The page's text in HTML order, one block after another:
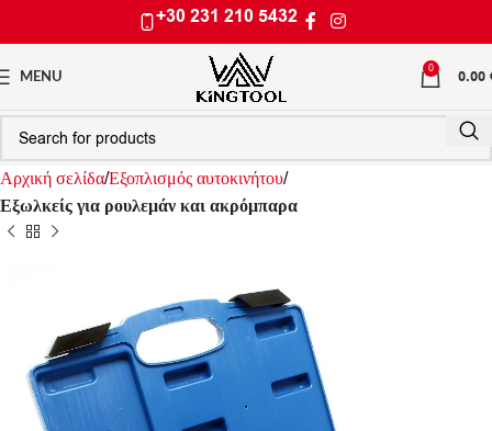
+30 231 210 5432
MENU
0 0.00
Αρχική σελίδαΕξοπλισμός αυτοκινήτου
Еξωλκείς για ρουλεμάν και ακρόμπαρα